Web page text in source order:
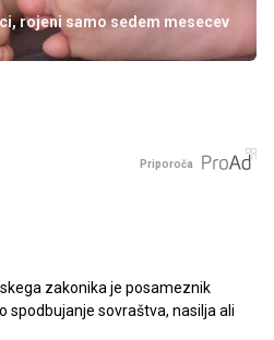
rojeni samo sedem mesecev
Priporoča
zakonika je posameznik
spodbujanje sovraštva, nasilja ali